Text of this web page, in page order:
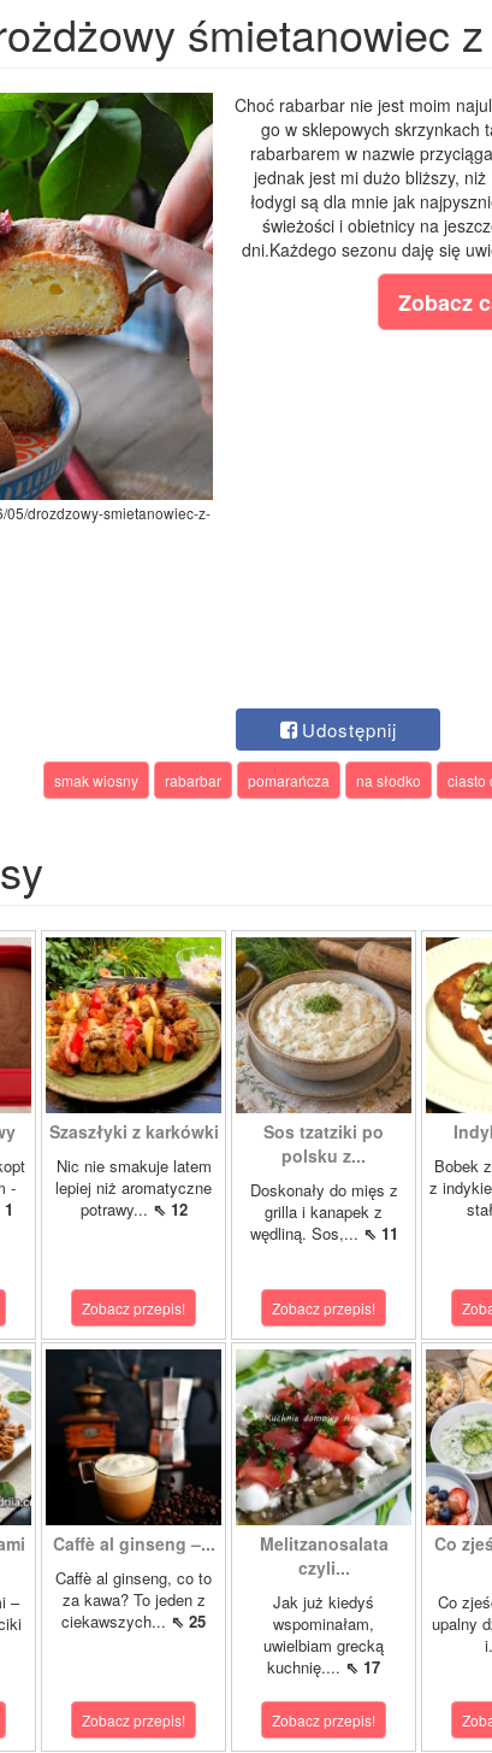
śmietanowiec
05/drozdzowy-smietanowiec-z-
Choć rabarbar nie jest moim
go w sklepowych skrzynkach
rabarbarem w nazwie
jednak jest mi dużo bliższy,
łodygi są dla mnie jak
świeżości i obietnicy na
dni.Każdego sezonu daję się
Zobacz
Udostępnij
smak wiosny rabarbar pomarańcza na słodko ciasto
-
Szaszłyki z karkówki
Nic nie smakuje latem
lepiej niż aromatyczne
potrawy... ⇖ 12
Zobacz przepis!
Sos tzatziki po
polsku z...
Doskonały do mięs z
grilla i kanapek z
wędliną. Sos,... ⇖ 11
Zobacz przepis!
Bobek
z
–
Caffè al ginseng –...
Caffè al ginseng, co to
za kawa? To jeden z
ciekawszych... ⇖ 25
Zobacz przepis!
Melitzanosalata
czyli...
Jak już kiedyś
wspominałam,
uwielbiam grecką
kuchnię.... ⇖ 17
Zobacz przepis!
Co
Co
upalny